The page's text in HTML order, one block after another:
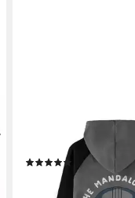
Kapuzensweatshirt
Din Djarin Mando
(2)
ab 49,90 €
lieferbar - in 2-3